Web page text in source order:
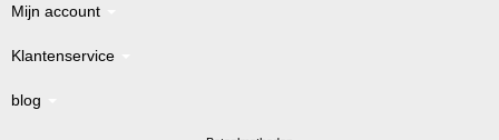
Mijn account
Klantenservice
blog